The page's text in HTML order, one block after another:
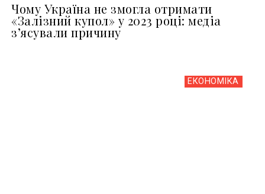
Чому Україна не змогла отримати
«Залізний купол» у 2023 році: медіа
з’ясували причину
ЕКОНОМІКА